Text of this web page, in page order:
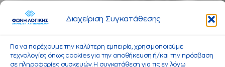
Διαχείριση Συγκατάθεσης
Για να παρέχουμε την καλύτερη εμπειρία, χρησιμοποιούμε
τεχνολογίες όπως cookies για την αποθήκευση ή/και την πρόσβαση
σε πληροφορίες συσκευών. Η συγκατάθεση για τις εν λόγω